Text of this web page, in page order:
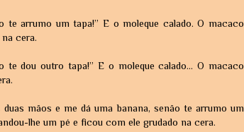
te arrumo um tapa!” E o moleque calado. O macaco
cera.
te dou outro tapa!” E o moleque calado... O macaco
mãos e me dá uma banana, senão te arrumo um
lhe um pé e ficou com ele grudado na cera.